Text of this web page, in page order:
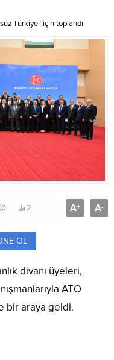
Türkiye” için toplandı
0 2 A+ A-
OL
divanı üyeleri,
ATO
bir araya geldi.